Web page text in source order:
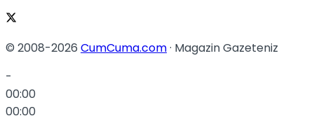
© 2008-2026 CumCuma.com· Magazin Gazeteniz
-
00:00
00:00